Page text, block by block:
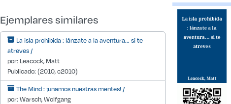
Ejemplares similares
La isla prohibida : lánzate a la aventura... si te
atreves /
por: Leacock, Matt
Publicado: (2010, c2010)
The Mind : ¡unamos nuestras mentes! /
por: Warsch, Wolfgang